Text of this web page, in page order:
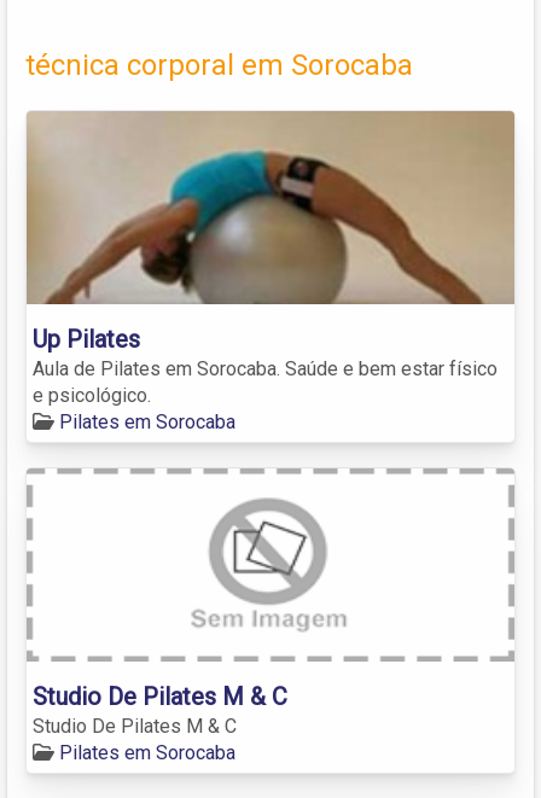
técnica corporal em Sorocaba
Up Pilates
Aula de Pilates em Sorocaba. Saúde e bem estar físico
e psicológico.
Pilates em Sorocaba
Studio De Pilates M & C
Studio De Pilates M & C
Pilates em Sorocaba